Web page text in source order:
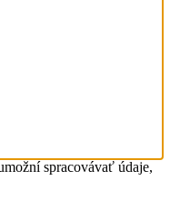
spracovávať údaje,